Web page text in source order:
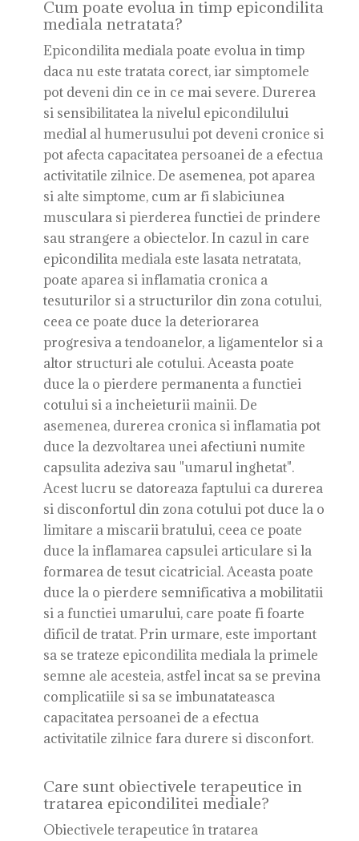
Cum poate evolua in timp epicondilita
mediala netratata?
Epicondilita mediala poate evolua in timp
daca nu este tratata corect, iar simptomele
pot deveni din ce in ce mai severe. Durerea
si sensibilitatea la nivelul epicondilului
medial al humerusului pot deveni cronice si
pot afecta capacitatea persoanei de a efectua
activitatile zilnice. De asemenea, pot aparea
si alte simptome, cum ar fi slabiciunea
musculara si pierderea functiei de prindere
sau strangere a obiectelor. In cazul in care
epicondilita mediala este lasata netratata,
poate aparea si inflamatia cronica a
tesuturilor si a structurilor din zona cotului,
ceea ce poate duce la deteriorarea
progresiva a tendoanelor, a ligamentelor si a
altor structuri ale cotului. Aceasta poate
duce la o pierdere permanenta a functiei
cotului si a incheieturii mainii. De
asemenea, durerea cronica si inflamatia pot
duce la dezvoltarea unei afectiuni numite
capsulita adeziva sau "umarul inghetat".
Acest lucru se datoreaza faptului ca durerea
si disconfortul din zona cotului pot duce la o
limitare a miscarii bratului, ceea ce poate
duce la inflamarea capsulei articulare si la
formarea de tesut cicatricial. Aceasta poate
duce la o pierdere semnificativa a mobilitatii
si a functiei umarului, care poate fi foarte
dificil de tratat. Prin urmare, este important
sa se trateze epicondilita mediala la primele
semne ale acesteia, astfel incat sa se previna
complicatiile si sa se imbunatateasca
capacitatea persoanei de a efectua
activitatile zilnice fara durere si disconfort.
Care sunt obiectivele terapeutice in
tratarea epicondilitei mediale?
Obiectivele terapeutice în tratarea